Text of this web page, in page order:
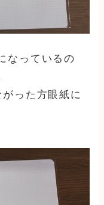
なっているの
った方眼紙に